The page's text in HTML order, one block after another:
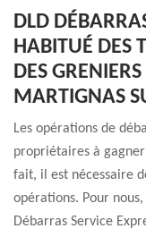
DLD
HABITUÉ DES
DES
MARTIGNAS
Les opérations de
propriétaires à
fait, il est nécessaire
opérations. Pour
Débarras Service